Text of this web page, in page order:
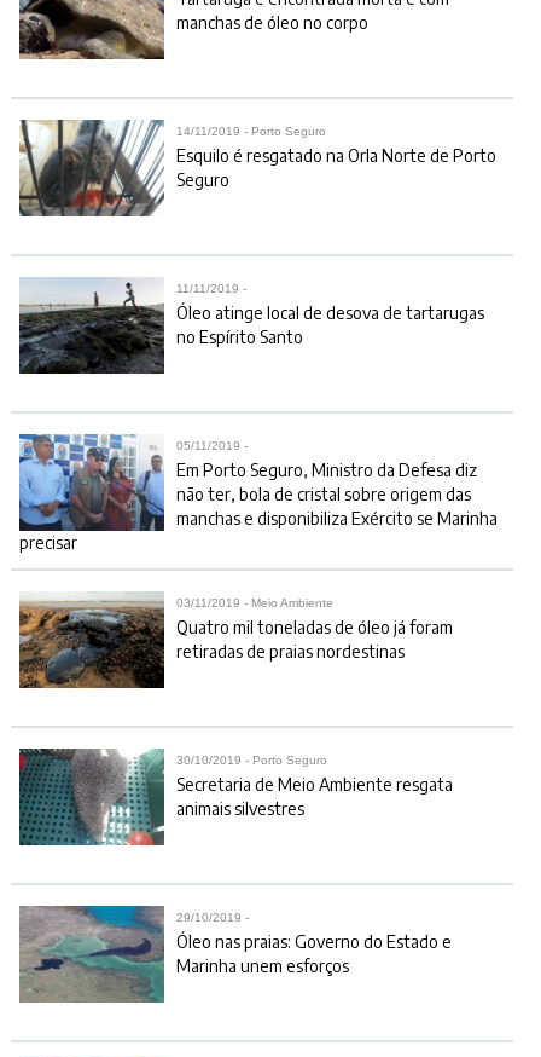
manchas de óleo no corpo
14/11/2019 - Porto Seguro
Esquilo é resgatado na Orla Norte de Porto
Seguro
11/11/2019 -
Óleo atinge local de desova de tartarugas
no Espírito Santo
05/11/2019 -
Em Porto Seguro, Ministro da Defesa diz
não ter, bola de cristal sobre origem das
manchas e disponibiliza Exército se Marinha
precisar
03/11/2019 - Meio Ambiente
Quatro mil toneladas de óleo já foram
retiradas de praias nordestinas
30/10/2019 - Porto Seguro
Secretaria de Meio Ambiente resgata
animais silvestres
29/10/2019 -
Óleo nas praias: Governo do Estado e
Marinha unem esforços